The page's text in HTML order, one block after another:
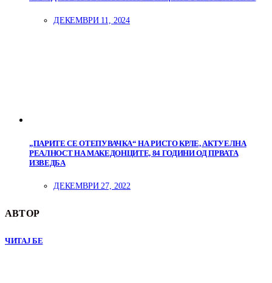
ДЕКЕМВРИ 11, 2024
„ПАРИТЕ СЕ ОТЕПУВАЧКА“ НА РИСТО КРЛЕ, АКТУЕЛНА
РЕАЛНОСТ НА МАКЕДОНЦИТЕ, 84 ГОДИНИ ОД ПРВАТА
ИЗВЕДБА
ДЕКЕМВРИ 27, 2022
АВТОР
ЧИТАЈ БЕ